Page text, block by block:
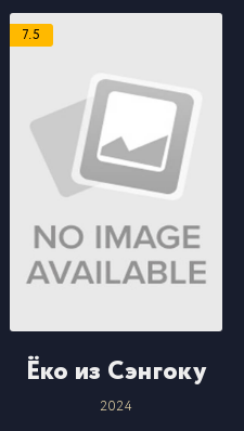
со скальпелем
7.5
Ёко из Сэнгоку
2024